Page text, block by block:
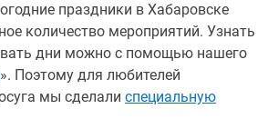
праздники в Хабаровске
количество мероприятий. Узнать
дни можно с помощью нашего
». Поэтому для любителей
мы сделали специальную